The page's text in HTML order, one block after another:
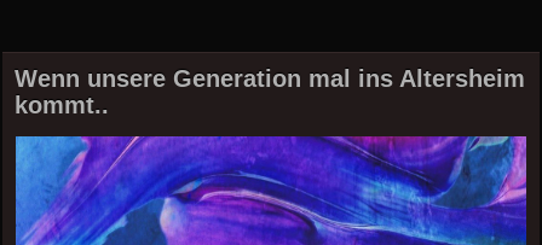
Wenn unsere Generation mal ins Altersheim
kommt..